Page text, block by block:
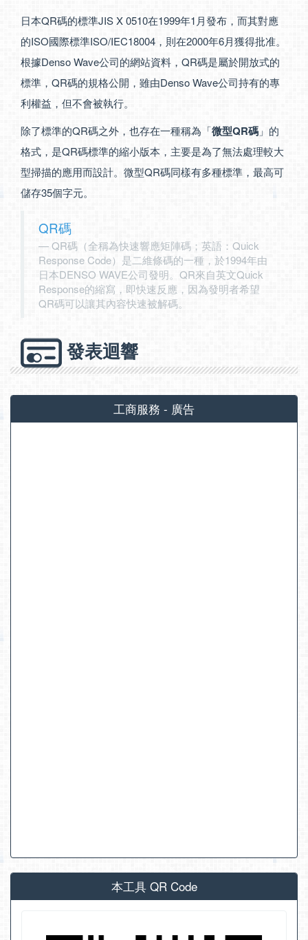
日本QR碼的標準JIS X 0510在1999年1月發布，而其對應
的ISO國際標準ISO/IEC18004，則在2000年6月獲得批准。
根據Denso Wave公司的網站資料，QR碼是屬於開放式的
標準，QR碼的規格公開，雖由Denso Wave公司持有的專
利權益，但不會被執行。
除了標準的QR碼之外，也存在一種稱為「微型QR碼 」的
格式，是QR碼標準的縮小版本，主要是為了無法處理較大
型掃描的應用而設計。微型QR碼同樣有多種標準，最高可
儲存35個字元。
QR碼
QR碼（全稱為快速響應矩陣碼；英語：Quick
Response Code）是二維條碼的一種，於1994年由
日本DENSO WAVE公司發明。QR來自英文Quick
Response的縮寫，即快速反應，因為發明者希望
QR碼可以讓其內容快速被解碼。
發表迴響
工商服務 - 廣告
本工具 QR Code